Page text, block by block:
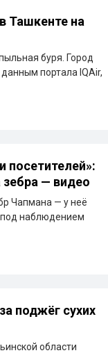
Ташкенте на
буря. Город
портала IQAir,
посетителей»:
— видео
Чапмана — у неё
под наблюдением
поджёг сухих
области